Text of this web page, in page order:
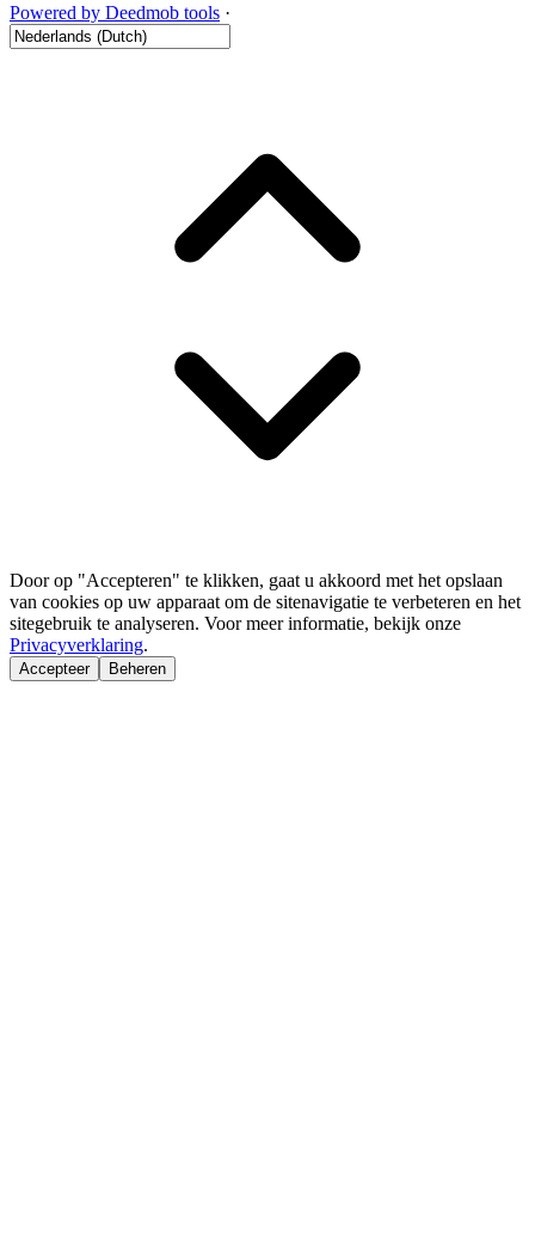
Powered by Deedmob tools ·
Door op "Accepteren" te klikken, gaat u akkoord met het opslaan
van cookies op uw apparaat om de sitenavigatie te verbeteren en het
sitegebruik te analyseren. Voor meer informatie, bekijk onze
Privacyverklaring.
Accepteer Beheren